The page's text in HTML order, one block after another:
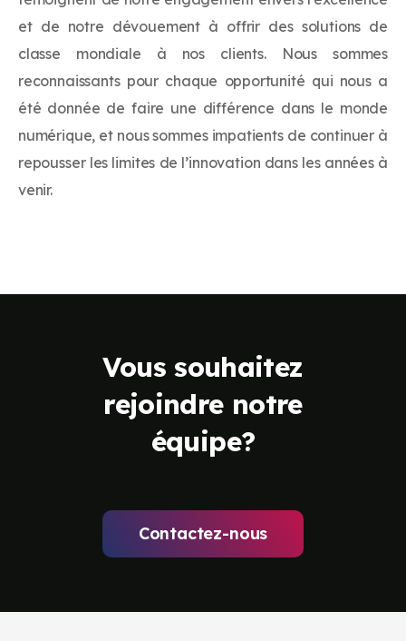
et de notre dévouement à offrir des solutions de
classe mondiale à nos clients. Nous sommes
reconnaissants pour chaque opportunité qui nous a
été donnée de faire une différence dans le monde
numérique, et nous sommes impatients de continuer à
repousser les limites de l’innovation dans les années à
venir.
Vous souhaitez
rejoindre notre
équipe?
Contactez-nous